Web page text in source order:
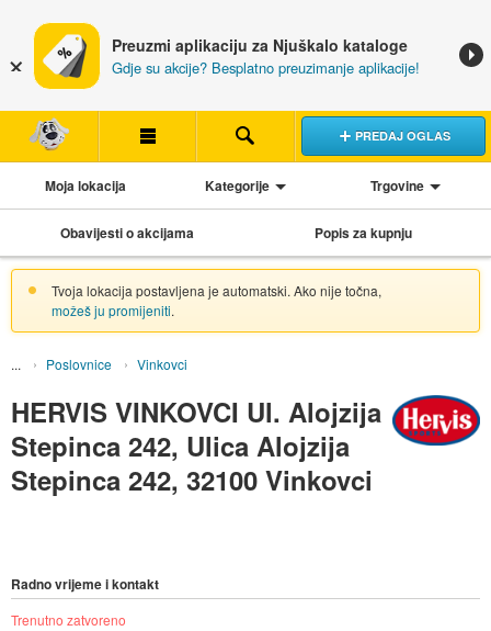
Preuzmi aplikaciju za Njuškalo kataloge
Gdje su akcije? Besplatno preuzimanje aplikacije!
PREDAJ OGLAS
Moja lokacija Kategorije Trgovine
Obavijesti o akcijama Popis za kupnju
Tvoja lokacija postavljena je automatski. Ako nije točna,
možeš ju promijeniti.
Poslovnice Vinkovci
HERVIS VINKOVCI Ul. Alojzija
Stepinca 242, Ulica Alojzija
Stepinca 242, 32100 Vinkovci
Radno vrijeme i kontakt
Trenutno zatvoreno